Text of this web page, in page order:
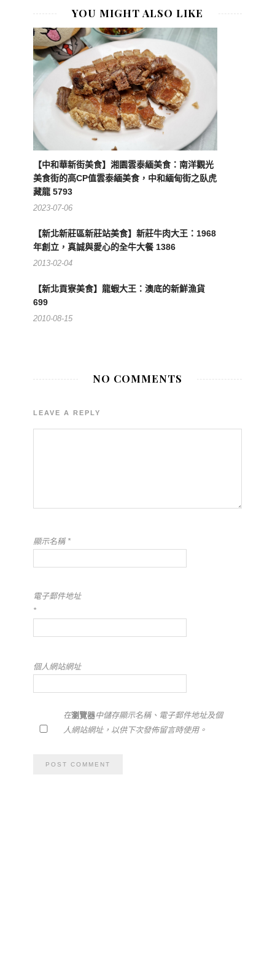
YOU MIGHT ALSO LIKE
【中和華新街美食】湘園雲泰緬美食：南洋觀光
美食街的高CP值雲泰緬美食，中和緬甸街之臥虎
藏龍 5793
2023-07-06
【新北新莊區新莊站美食】新莊牛肉大王：1968
年創立，真誠與愛心的全牛大餐 1386
2013-02-04
【新北貢寮美食】龍蝦大王：澳底的新鮮漁貨
699
2010-08-15
NO COMMENTS
LEAVE A REPLY
顯示名稱 *
電子郵件地址
*
個人網站網址
在瀏覽器中儲存顯示名稱、電子郵件地址及個
人網站網址，以供下次發佈留言時使用。